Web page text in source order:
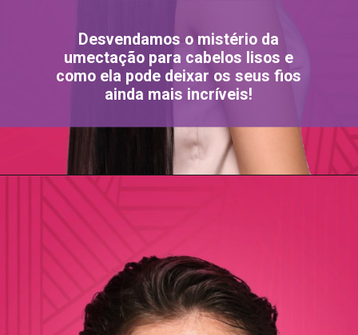
Desvendamos o mistério da
umectação para cabelos lisos e
como ela pode deixar os seus fios
ainda mais incríveis!